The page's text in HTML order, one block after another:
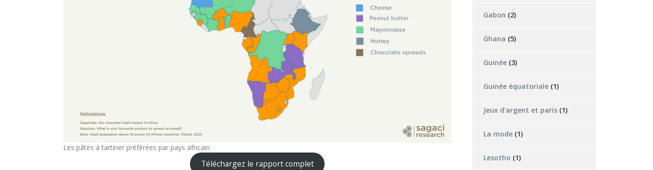
Les pâtes à tartiner préférées par pays africain
Téléchargez le rapport complet
Gabon (2)
Ghana (5)
Guinée (3)
Guinée équatoriale (1)
Jeux d'argent et paris (1)
La mode (1)
Lesotho (1)